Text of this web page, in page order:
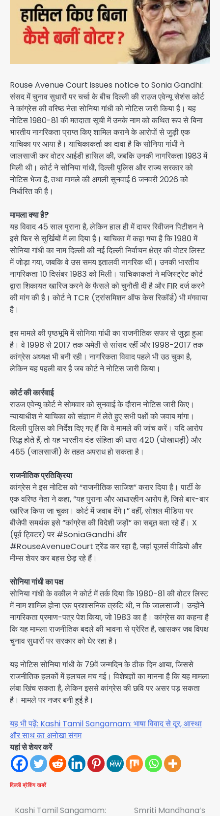
Rouse Avenue Court issues notice to Sonia Gandhi:
संसद में चुनाव सुधारों पर चर्चा के बीच दिल्ली की राउज एवेन्यू सेशंस कोर्ट
ने कांग्रेस की वरिष्ठ नेता सोनिया गांधी को नोटिस जारी किया है। यह
नोटिस 1980-81 की मतदाता सूची में उनके नाम को कथित रूप से बिना
भारतीय नागरिकता प्राप्त किए शामिल कराने के आरोपों से जुड़ी एक
याचिका पर आया है। याचिकाकर्ता का दावा है कि सोनिया गांधी ने
जालसाजी कर वोटर आईडी हासिल की, जबकि उनकी नागरिकता 1983 में
मिली थी। कोर्ट ने सोनिया गांधी, दिल्ली पुलिस और राज्य सरकार को
नोटिस भेजा है, तथा मामले की अगली सुनवाई 6 जनवरी 2026 को
निर्धारित की है।
मामला क्या है?
यह विवाद 45 साल पुराना है, लेकिन हाल ही में दायर रिवीजन पिटीशन ने
इसे फिर से सुर्खियों में ला दिया है। याचिका में कहा गया है कि 1980 में
सोनिया गांधी का नाम दिल्ली की नई दिल्ली निर्वाचन क्षेत्र की वोटर लिस्ट
में जोड़ा गया, जबकि वे उस समय इतालवी नागरिक थीं। उनकी भारतीय
नागरिकता 10 दिसंबर 1983 को मिली। याचिकाकर्ता ने मजिस्ट्रेट कोर्ट
द्वारा शिकायत खारिज करने के फैसले को चुनौती दी है और FIR दर्ज करने
की मांग की है। कोर्ट ने TCR (ट्रांसमिशन ऑफ केस रिकॉर्ड) भी मंगवाया
है।
इस मामले की पृष्ठभूमि में सोनिया गांधी का राजनीतिक सफर से जुड़ा हुआ
है। वे 1998 से 2017 तक अमेठी से सांसद रहीं और 1998-2017 तक
कांग्रेस अध्यक्ष भी बनी रही। नागरिकता विवाद पहले भी उठ चुका है,
लेकिन यह पहली बार है जब कोर्ट ने नोटिस जारी किया।
कोर्ट की कार्रवाई
राउज एवेन्यू कोर्ट ने सोमवार को सुनवाई के दौरान नोटिस जारी किए।
न्यायाधीश ने याचिका को संज्ञान में लेते हुए सभी पक्षों को जवाब मांगा।
दिल्ली पुलिस को निर्देश दिए गए हैं कि वे मामले की जांच करें। यदि आरोप
सिद्ध होते हैं, तो यह भारतीय दंड संहिता की धारा 420 (धोखाधड़ी) और
465 (जालसाजी) के तहत अपराध हो सकता है।
राजनीतिक प्रतिक्रिया
कांग्रेस ने इस नोटिस को “राजनीतिक साजिश” करार दिया है। पार्टी के
एक वरिष्ठ नेता ने कहा, “यह पुराना और आधारहीन आरोप है, जिसे बार-बार
खारिज किया जा चुका। कोर्ट में जवाब देंगे।” वहीं, सोशल मीडिया पर
बीजेपी समर्थक इसे “कांग्रेस की विदेशी जड़ों” का सबूत बता रहे हैं। X
(पूर्व ट्विटर) पर #SoniaGandhi और
#RouseAvenueCourt ट्रेंड कर रहा है, जहां यूजर्स वीडियो और
मीम्स शेयर कर बहस छेड़ रहे हैं।
सोनिया गांधी का पक्ष
सोनिया गांधी के वकील ने कोर्ट में तर्क दिया कि 1980-81 की वोटर लिस्ट
में नाम शामिल होना एक प्रशासनिक त्रुटि थी, न कि जालसाजी। उन्होंने
नागरिकता प्रमाण-पत्र पेश किया, जो 1983 का है। कांग्रेस का कहना है
कि यह मामला राजनीतिक बदले की भावना से प्रेरित है, खासकर जब विपक्ष
चुनाव सुधारों पर सरकार को घेर रहा है।
यह नोटिस सोनिया गांधी के 79वें जन्मदिन के ठीक दिन आया, जिससे
राजनीतिक हलकों में हलचल मच गई। विशेषज्ञों का मानना है कि यह मामला
लंबा खिंच सकता है, लेकिन इससे कांग्रेस की छवि पर असर पड़ सकता
है। मामले पर नजर बनी हुई है।
यह भी पढ़ें: Kashi Tamil Sangamam: भाषा विवाद से दूर, आस्था
और साथ का अनोखा संगम
यहां से शेयर करें
दिल्ली ब्रेकिंग खबरें
Kashi Tamil Sangamam: Smriti Mandhana’s